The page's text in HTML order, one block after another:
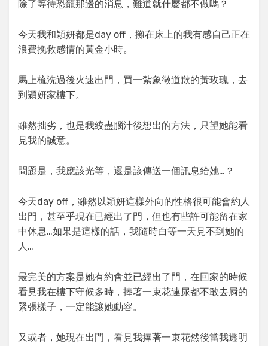
除了等待恐龍那邊的消息，難道就什麼都不做嗎？
今天我和穎妍都是day off，攤在床上的我有感自己正在
浪費挽救感情的黃金小時。
馬上梳洗過後火速出門，買一紮象徵道歉的黃玫瑰，去
到穎妍家樓下。
雖然拙劣，也是我絞盡腦汁後想出的方法，只望她能看
見我的誠意。
問題是，我應該光等，還是該傳送一個訊息給她…？
今天day off，雖然以穎妍這樣外向的性格很可能會約人
出門，甚至乎現在已經出了門，但也有些許可能留在家
中休息…如果是這樣的話，我隨時白等一天見不到她的
人…
最完美的方案是她有約會並已經出了門，在回家的時候
看見我在樓下守候多時，捧著一束花連尿都不敢去屙的
緊張樣子，一定能讓她動容。
又或者，她現在出門，看見我捧著一束花然後當我透明